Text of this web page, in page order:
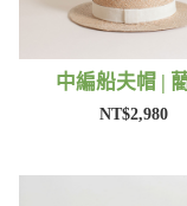
中編船夫帽 |
NT$2,980